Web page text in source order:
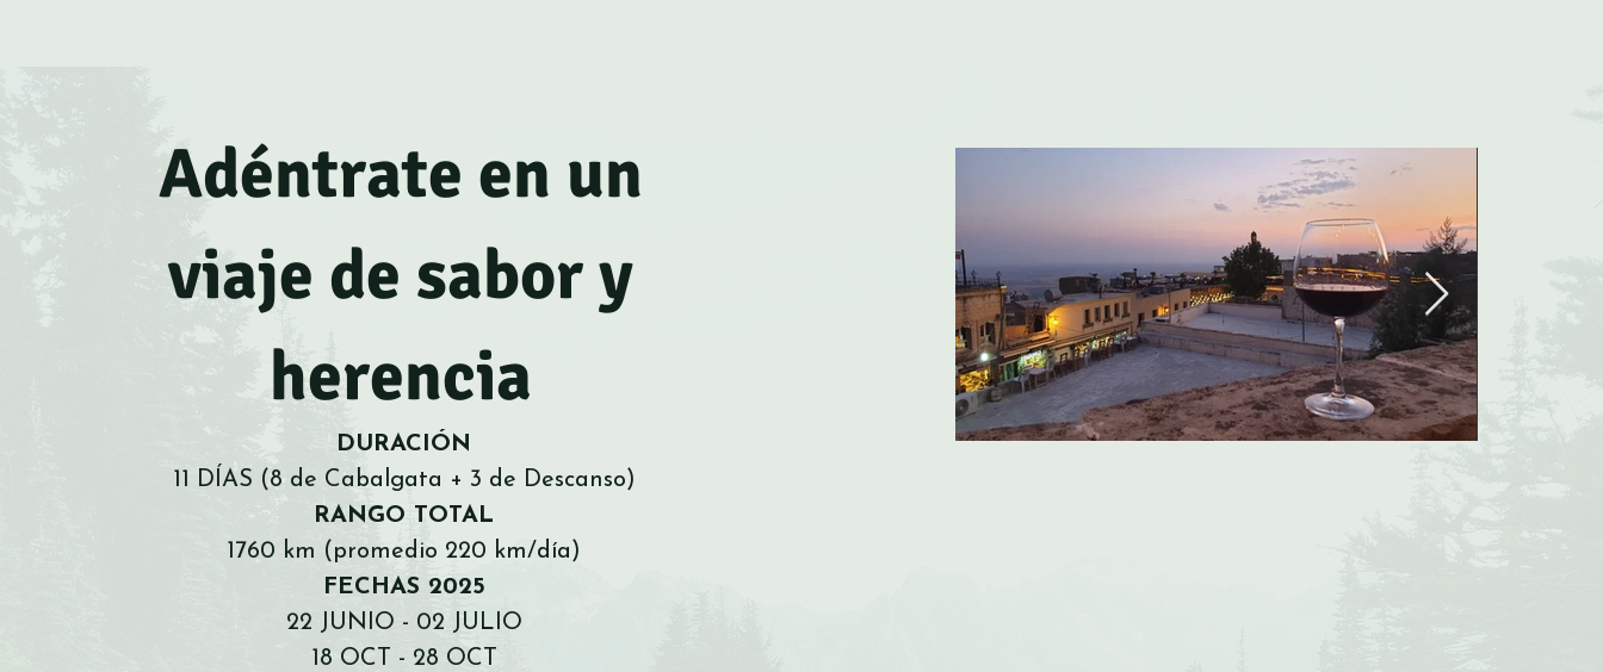
Adéntrate en un
viaje de sabor y
herencia
DURACIÓN
11 DÍAS (8 de Cabalgata + 3 de Descanso)
RANGO TOTAL
1760 km (promedio 220 km/día)
FECHAS 2025
22 JUNIO - 02 JULIO
18 OCT - 28 OCT